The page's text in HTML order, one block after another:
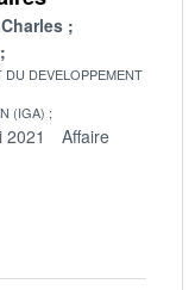
DEVELOPPEMENT
(IGA)
2021
Affaire